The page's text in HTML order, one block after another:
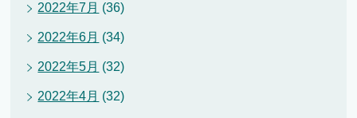
2022年7月 (36)
2022年6月 (34)
2022年5月 (32)
2022年4月 (32)